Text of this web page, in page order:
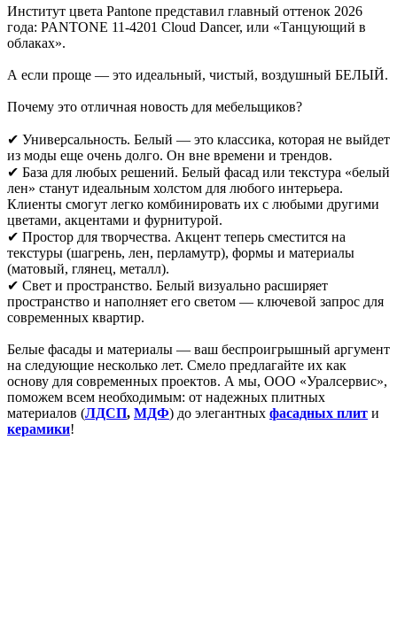
Институт цвета Pantone представил главный оттенок 2026
года: PANTONE 11-4201 Cloud Dancer, или «Танцующий в
облаках».
А если проще — это идеальный, чистый, воздушный БЕЛЫЙ.
Почему это отличная новость для мебельщиков?
✔ Универсальность. Белый — это классика, которая не выйдет
из моды еще очень долго. Он вне времени и трендов.
✔ База для любых решений. Белый фасад или текстура «белый
лен» станут идеальным холстом для любого интерьера.
Клиенты смогут легко комбинировать их с любыми другими
цветами, акцентами и фурнитурой.
✔ Простор для творчества. Акцент теперь сместится на
текстуры (шагрень, лен, перламутр), формы и материалы
(матовый, глянец, металл).
✔ Свет и пространство. Белый визуально расширяет
пространство и наполняет его светом — ключевой запрос для
современных квартир.
Белые фасады и материалы — ваш беспроигрышный аргумент
на следующие несколько лет. Смело предлагайте их как
основу для современных проектов. А мы, ООО «Уралсервис»,
поможем всем необходимым: от надежных плитных
материалов (ЛДСП, МДФ) до элегантных фасадных плит и
керамики!